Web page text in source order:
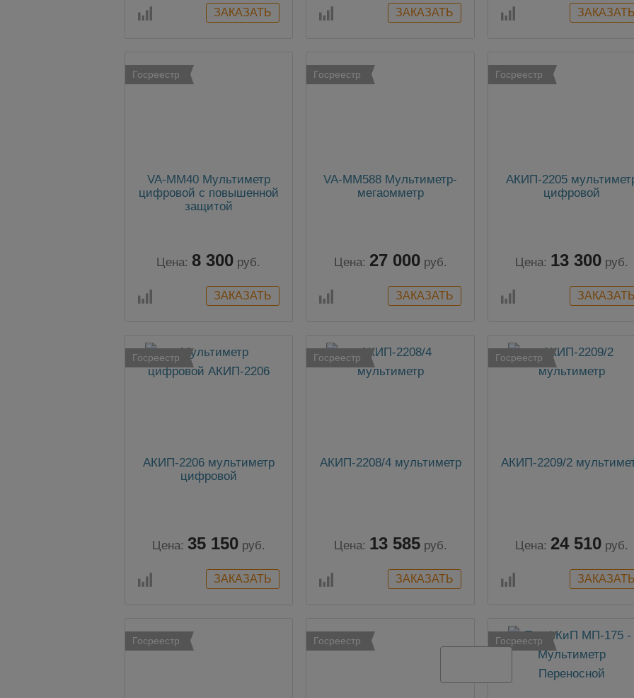
Госреестр
VA-MM40 Мультиметр
цифровой с повышенной
защитой
Цена: 8 300 руб.
Госреестр
VA-MM588 Мультиметр-
мегаомметр
Цена: 27 000 руб.
Госреестр
АКИП-2205
цифровой
Цена: 13 300 руб.
Госреестр
АКИП-2206 мультиметр
цифровой
Цена: 35 150 руб.
Госреестр
АКИП-2208/4 мультиметр
Цена: 13 585 руб.
Госреестр
АКИП-2209/2
Цена: 24 510 руб.
Госреестр Госреестр Госреестр